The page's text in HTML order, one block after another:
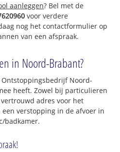
aanleggen? Bel met de
voor verdere
nog het contactformulier op
van een afspraak.
in Noord-Brabant?
Noord-
heeft. Zowel bij particulieren
adres voor het
verstopping in de afvoer in
badkamer.